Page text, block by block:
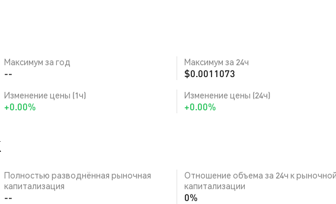
Максимум за год
--
Максимум за 24ч
$0.0011073
Изменение цены (1ч)
+0.00%
Изменение цены (24ч)
+0.00%
Полностью разводнённая рыночная
капитализация
--
Отношение объема за 24ч к
капитализации
0%